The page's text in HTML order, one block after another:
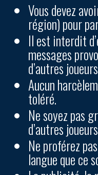
Vous devez
région) pour
Il est interdit
messages
d’autres
Aucun
toléré.
Ne soyez pas
d’autres
Ne proférez
langue que ce